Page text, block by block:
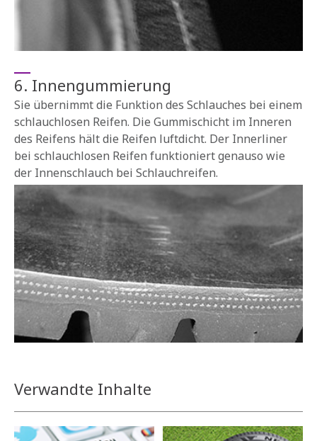
6. Innengummierung
Sie übernimmt die Funktion des Schlauches bei einem
schlauchlosen Reifen. Die Gummischicht im Inneren
des Reifens hält die Reifen luftdicht. Der Innerliner
bei schlauchlosen Reifen funktioniert genauso wie
der Innenschlauch bei Schlauchreifen.
Verwandte Inhalte